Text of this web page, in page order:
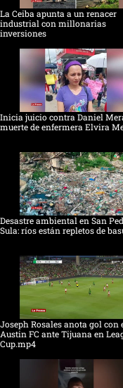
La Ceiba apunta a un renacer
industrial con millonarias
inversiones
Inicia juicio contra Daniel
muerte de enfermera Elvira
Desastre ambiental en San
Sula: ríos están repletos de
Joseph Rosales anota gol con
Austin FC ante Tijuana en
Cup.mp4